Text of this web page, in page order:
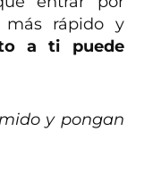
rápido y
a ti puede
y pongan